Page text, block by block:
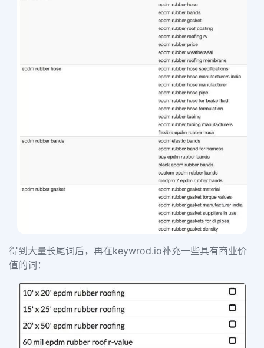
得到大量长尾词后，再在keywrod.io补充一些具有商业价
值的词：